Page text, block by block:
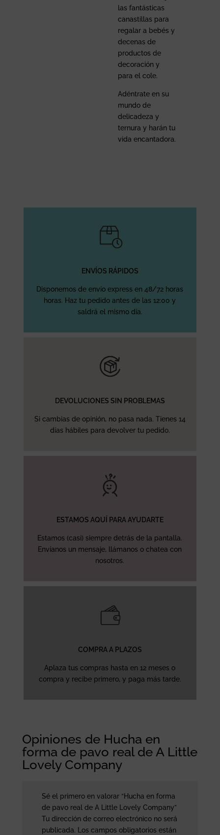
las fantásticas
canastillas para
regalar a bebés y
decenas de
productos de
decoración y
para el cole.
Adéntrate en su
mundo de
delicadeza y
ternura y harán tu
vida encantadora.
ENVÍOS RÁPIDOS
Disponemos de envío express en 48/72 horas
horas. Haz tu pedido antes de las 12:00 y
saldrá el mismo día.
DEVOLUCIONES SIN PROBLEMAS
Si cambias de opinión, no pasa nada. Tienes 14
días hábiles para devolver tu pedido.
ESTAMOS AQUÍ PARA AYUDARTE
Estamos (casi) siempre detrás de la pantalla.
Envíanos un mensaje, llámanos o chatea con
nosotros.
COMPRA A PLAZOS
Aplaza tus compras hasta en 12 meses o
compra y recibe primero, y paga más tarde.
Opiniones de Hucha en
forma de pavo real de A Little
Lovely Company
Sé el primero en valorar “Hucha en forma
de pavo real de A Little Lovely Company”
Tu dirección de correo electrónico no será
publicada. Los campos obligatorios están